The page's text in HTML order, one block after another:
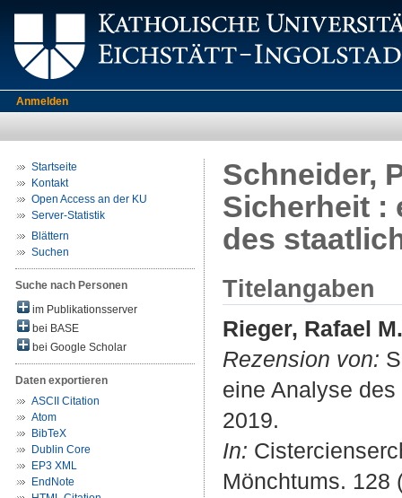
Anmelden
Startseite
Kontakt
Open Access an der KU
Server-Statistik
Blättern
Suchen
Suche nach Personen
im Publikationsserver
bei BASE
bei Google Scholar
Daten exportieren
ASCII Citation
Atom
BibTeX
Dublin Core
EP3 XML
EndNote
Schneider,
Sicherheit :
des
Titelangaben
Rieger, Rafael M.
Rezension von:
eine Analyse
2019.
In:
Mönchtums. 128